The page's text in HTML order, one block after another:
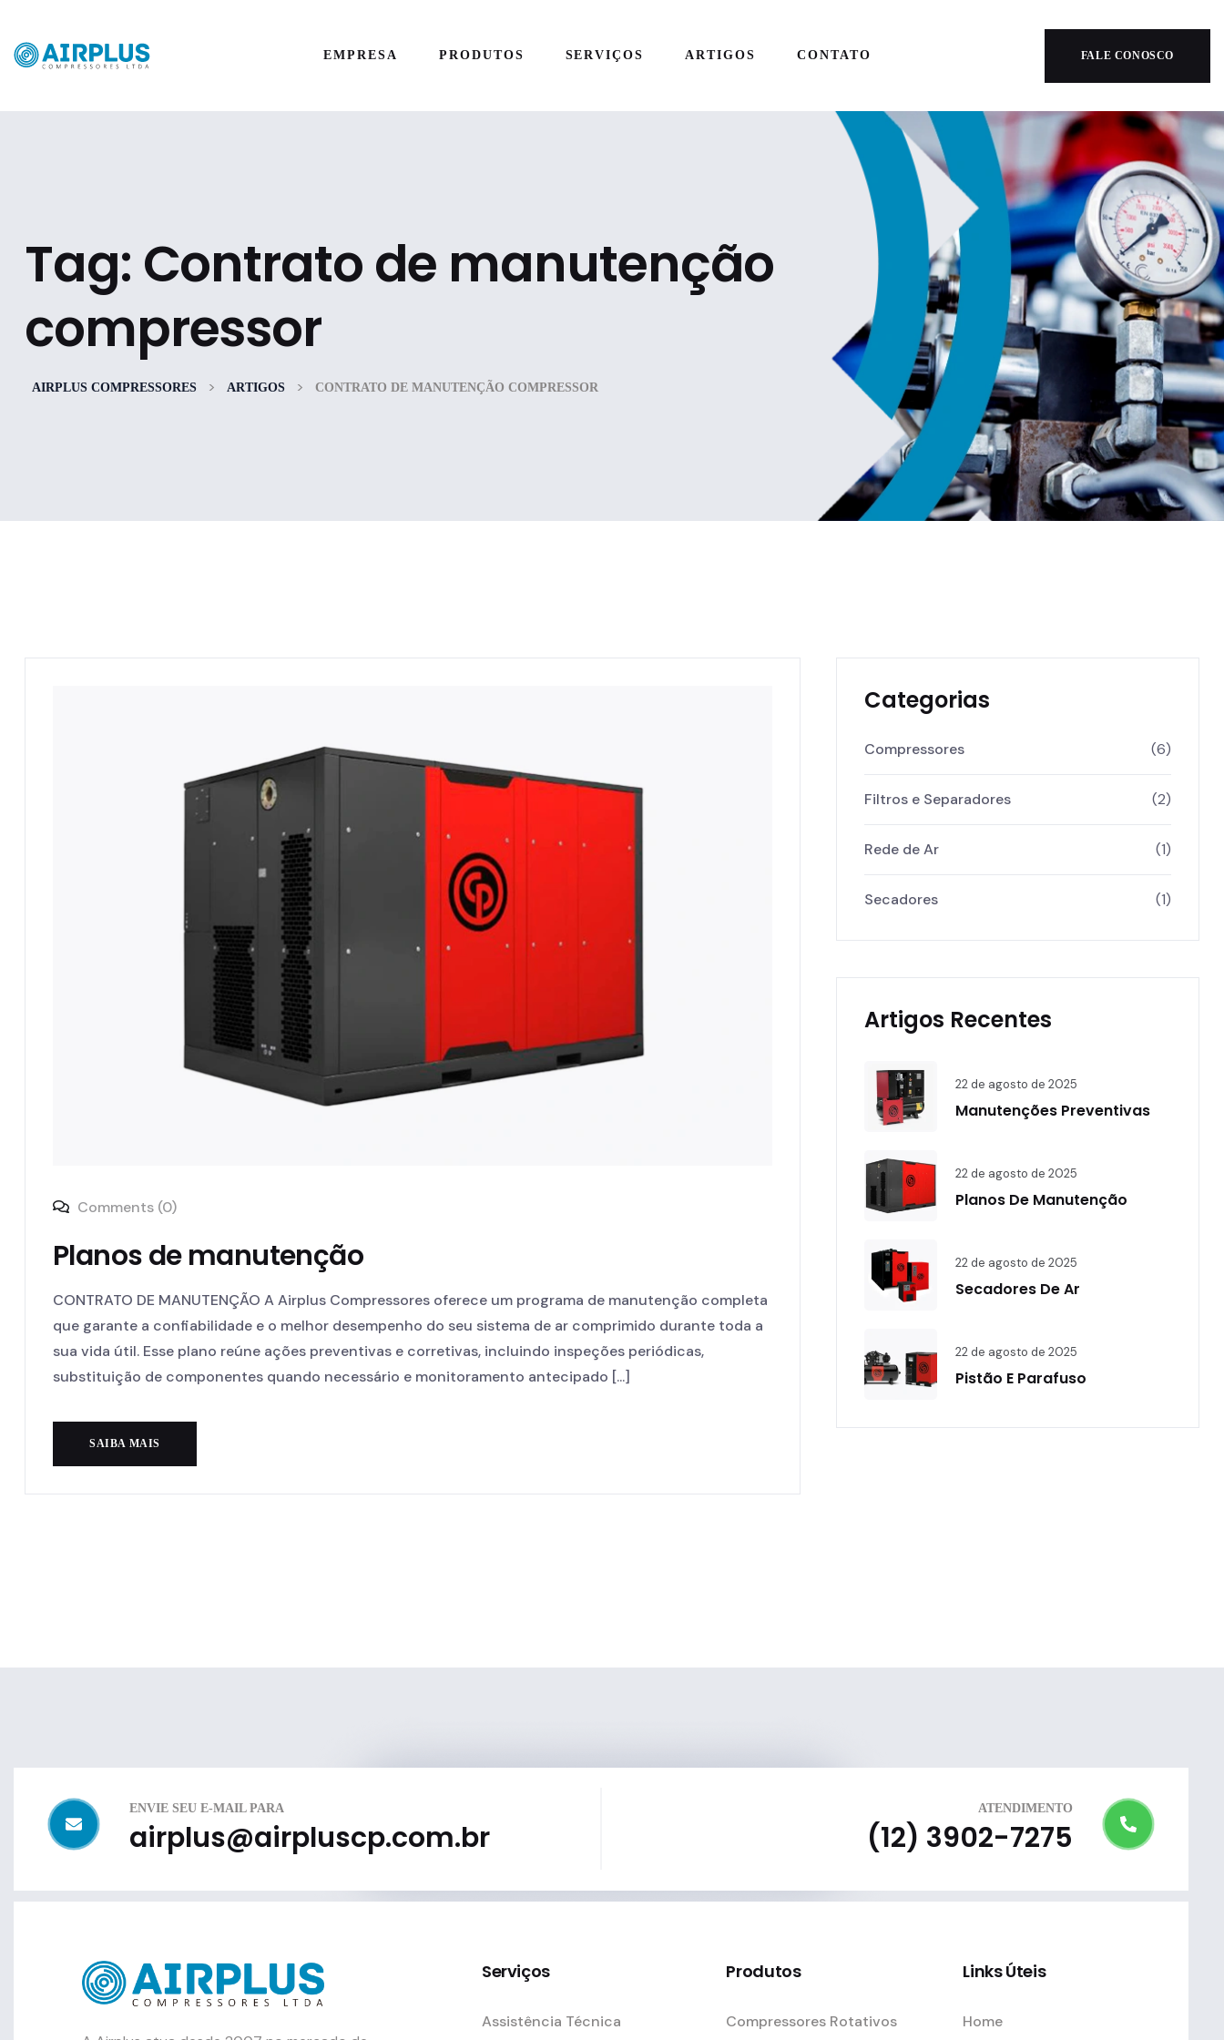
EMPRESA PRODUTOS SERVIÇOS ARTIGOS CONTATO FALE CONOSCO
Tag: Contrato de manutenção
compressor
AIRPLUS COMPRESSORES > ARTIGOS > CONTRATO DE MANUTENÇÃO COMPRESSOR
Comments (0)
Planos de manutenção
CONTRATO DE MANUTENÇÃO A Airplus Compressores oferece um programa de manutenção completa
que garante a confiabilidade e o melhor desempenho do seu sistema de ar comprimido durante toda a
sua vida útil. Esse plano reúne ações preventivas e corretivas, incluindo inspeções periódicas,
substituição de componentes quando necessário e monitoramento antecipado [...]
SAIBA MAIS
Categorias
Compressores (6)
Filtros e Separadores (2)
Rede de Ar (1)
Secadores (1)
Artigos Recentes
22 de agosto de 2025
Manutenções Preventivas
22 de agosto de 2025
Planos De Manutenção
22 de agosto de 2025
Secadores De Ar
22 de agosto de 2025
Pistão E Parafuso
ENVIE SEU E-MAIL PARA
airplus@airpluscp.com.br
ATENDIMENTO
(12) 3902-7275
Serviços
Assistência Técnica
Produtos
Compressores Rotativos
Links Úteis
Home